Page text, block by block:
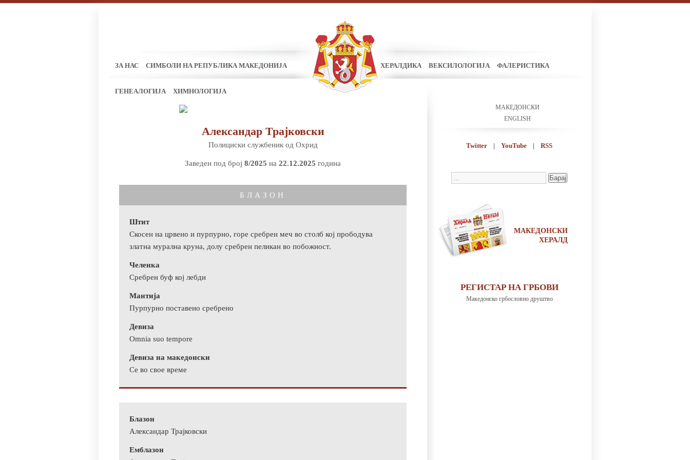
ЗА НАС СИМБОЛИ НА РЕПУБЛИКА МАКЕДОНИЈА ХЕРАЛДИКА ВЕКСИЛОЛОГИЈА ФАЛЕРИСТИКА
ГЕНЕАЛОГИЈА ХИМНОЛОГИЈА
Александар Трајковски
Полициски службеник од Охрид
Заведен под број 8/2025 на 22.12.2025 година
БЛАЗОН
Штит
Скосен на црвено и пурпурно, горе сребрен меч во столб кој прободува
златна мурална круна, долу сребрен пеликан во побожност.
Челенка
Сребрен буф кој лебди
Мантија
Пурпурно поставено сребрено
Девиза
Omnia suo tempore
Девиза на македонски
Се во свое време
Блазон
Александар Трајковски
Емблазон
МАКЕДОНСКИ
ENGLISH
Twitter | YouTube | RSS
МАКЕДОНСКИ
ХЕРАЛД
РЕГИСТАР НА ГРБОВИ
Македонско грбословно друштво